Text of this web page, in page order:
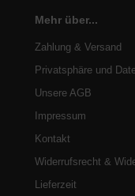
Mehr über...
Zahlung & Versand
Privatsphäre und
Unsere AGB
Impressum
Kontakt
Widerrufsrecht &
Lieferzeit